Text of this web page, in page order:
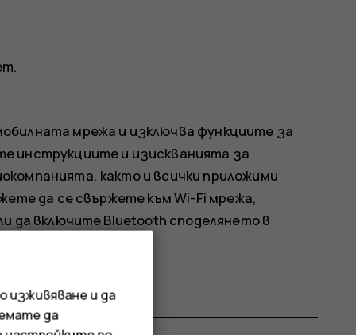
.
мрежа и изключва функциите за
инструкциите и изискванията за
както и всички приложими
да се свържете към Wi-Fi мрежа,
да включите Bluetooth споделянето в
изживяване и да
да